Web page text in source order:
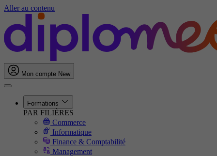
Aller au contenu
Mon compte New
Formations
PAR FILIÈRES
Commerce
Informatique
Finance & Comptabilité
Management